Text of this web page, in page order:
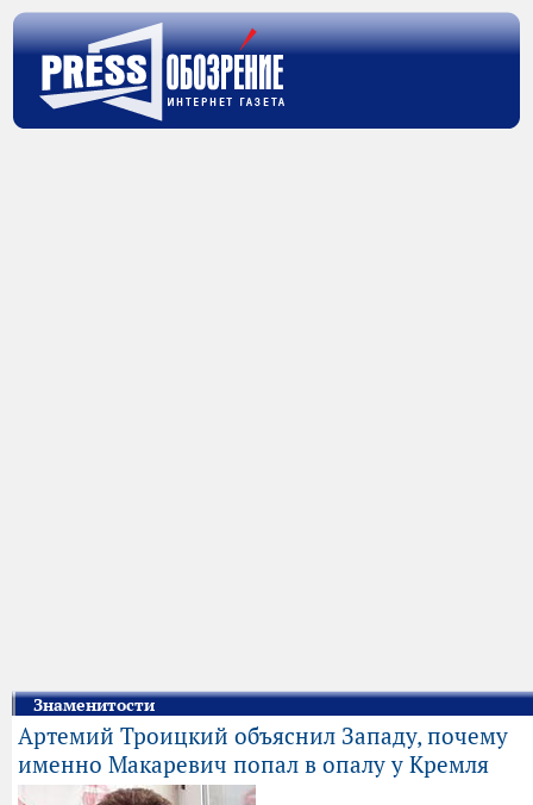
Знаменитости
Артемий Троицкий объяснил Западу, почему
именно Макаревич попал в опалу у Кремля